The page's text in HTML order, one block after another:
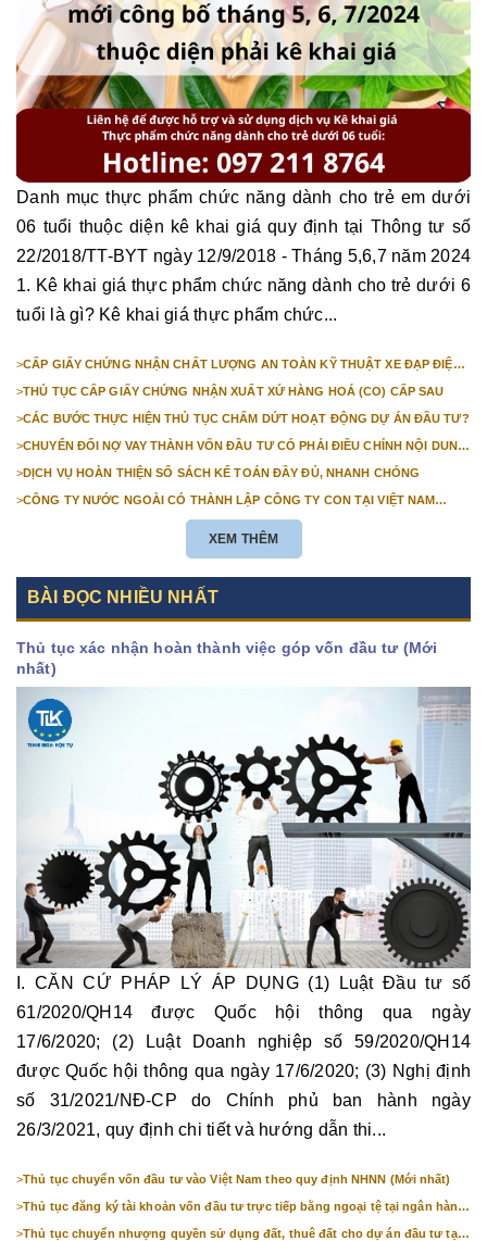
Danh mục thực phẩm chức năng dành cho trẻ em dưới
06 tuổi thuộc diện kê khai giá quy định tại Thông tư số
22/2018/TT-BYT ngày 12/9/2018 - Tháng 5,6,7 năm 2024
1. Kê khai giá thực phẩm chức năng dành cho trẻ dưới 6
tuổi là gì? Kê khai giá thực phẩm chức...
>CẤP GIẤY CHỨNG NHẬN CHẤT LƯỢNG AN TOÀN KỸ THUẬT XE ĐẠP ĐIỆN
NHẬP KHẨU
>THỦ TỤC CẤP GIẤY CHỨNG NHẬN XUẤT XỨ HÀNG HOÁ (CO) CẤP SAU
>CÁC BƯỚC THỰC HIỆN THỦ TỤC CHẤM DỨT HOẠT ĐỘNG DỰ ÁN ĐẦU TƯ?
>CHUYỂN ĐỔI NỢ VAY THÀNH VỐN ĐẦU TƯ CÓ PHẢI ĐIỀU CHỈNH NỘI DUNG
GIẤY CHỨNG NHẬN ĐĂNG KÝ ĐẦU TƯ KHÔNG?
>DỊCH VỤ HOÀN THIỆN SỔ SÁCH KẾ TOÁN ĐẦY ĐỦ, NHANH CHÓNG
>CÔNG TY NƯỚC NGOÀI CÓ THÀNH LẬP CÔNG TY CON TẠI VIỆT NAM
ĐƯỢC KHÔNG? NHỮNG ĐIỀU KIỆN ĐỂ CÔNG TY NƯỚC NGOÀI THÀNH LẬP
XEM THÊM
BÀI ĐỌC NHIỀU NHẤT
Thủ tục xác nhận hoàn thành việc góp vốn đầu tư (Mới
nhất)
I. CĂN CỨ PHÁP LÝ ÁP DỤNG (1) Luật Đầu tư số
61/2020/QH14 được Quốc hội thông qua ngày
17/6/2020; (2) Luật Doanh nghiệp số 59/2020/QH14
được Quốc hội thông qua ngày 17/6/2020; (3) Nghị định
số 31/2021/NĐ-CP do Chính phủ ban hành ngày
26/3/2021, quy định chi tiết và hướng dẫn thi...
>Thủ tục chuyển vốn đầu tư vào Việt Nam theo quy định NHNN (Mới nhất)
>Thủ tục đăng ký tài khoản vốn đầu tư trực tiếp bằng ngoại tệ tại ngân hàng
>Thủ tục chuyển nhượng quyền sử dụng đất, thuê đất cho dự án đầu tư tại